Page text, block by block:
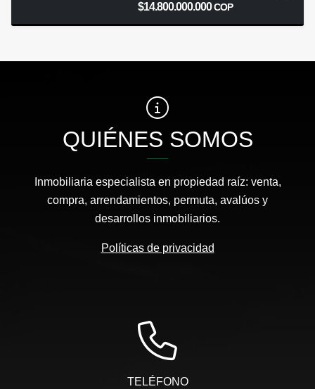
$14.800.000.000COP
QUIÉNES SOMOS
Inmobiliaria especialista en propiedad raíz: venta,
compra, arrendamientos, permuta, avalúos y
desarrollos inmobiliarios.
Políticas de privacidad
TELÉFONO